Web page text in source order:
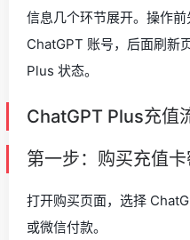
信息几个环节展开。操作
ChatGPT 账号，后面刷新
Plus 状态。
ChatGPT Plus充值
第一步：购买充值卡
打开购买页面，选择
或微信付款。